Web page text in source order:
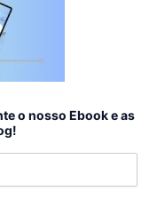
o nosso Ebook e as